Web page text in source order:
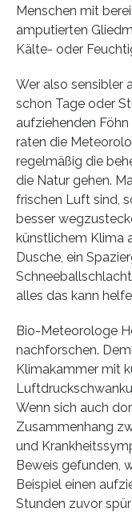
Menschen mit
amputierten
Kälte- oder
Wer also sensibler
schon Tage oder
aufziehenden
raten die
regelmäßig die
die Natur gehen.
frischen Luft sind,
besser
künstlichem Klima
Dusche, ein
alles das kann
Bio-Meteorologe
nachforschen.
Klimakammer mit
Wenn sich auch
Zusammenhang
und
Beweis gefunden,
Beispiel einen
Stunden zuvor